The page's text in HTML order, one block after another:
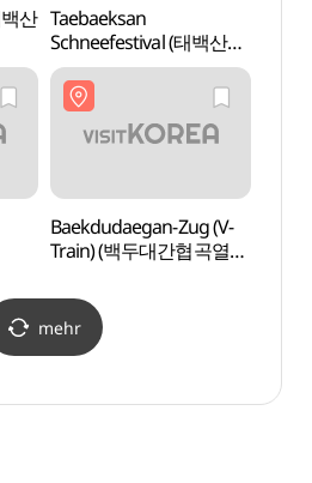
산 Taebaeksan
Schneefestival (태백산
눈축제)
Baekdudaegan-Zug (V-
Train) (백두대간협곡열차
mehr